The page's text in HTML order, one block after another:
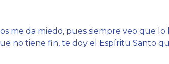
me da miedo, pues siempre veo que lo
no tiene fin, te doy el Espíritu Santo